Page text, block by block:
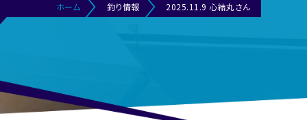
ホーム 釣り情報 2025.11.9 心結丸さん